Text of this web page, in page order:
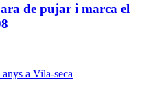
de pujar i marca el